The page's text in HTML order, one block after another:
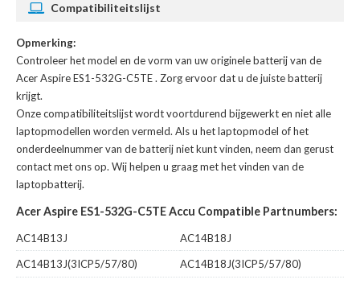
Compatibiliteitslijst
Opmerking:
Controleer het model en de vorm van uw originele batterij van de
Acer Aspire ES1-532G-C5TE. Zorg ervoor dat u de juiste batterij
krijgt.
Onze compatibiliteitslijst wordt voortdurend bijgewerkt en niet alle
laptopmodellen worden vermeld. Als u het laptopmodel of het
onderdeelnummer van de batterij niet kunt vinden, neem dan gerust
contact met ons op. Wij helpen u graag met het vinden van de
laptopbatterij.
Acer Aspire ES1-532G-C5TE Accu Compatible Partnumbers:
AC14B13J
AC14B18J
AC14B13J(3ICP5/57/80)
AC14B18J(3ICP5/57/80)